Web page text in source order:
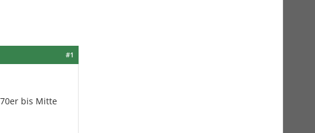
#1
bis Mitte